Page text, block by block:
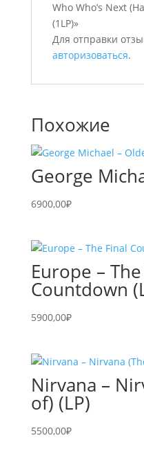
Who Who’s Next
(1LP)»
Для отправки
авторизоваться.
Похожие
George
6900,00₽
Europe –
Countdown
5900,00₽
Nirvana –
of) (LP)
5500,00₽